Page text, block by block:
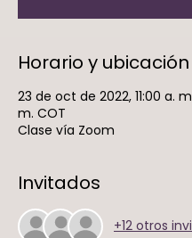
Horario y ubicación
23 de oct de 2022, 11:00 a.
m. COT
Clase vía Zoom
Invitados
+12 otros